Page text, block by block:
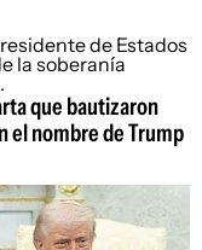
que bautizaron
el nombre de Trump